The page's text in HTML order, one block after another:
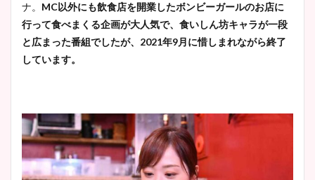
ナ。 MC以外にも飲食店を開業したボンビーガールのお店に
行って食べまくる企画が大人気で、食いしん坊キャラが一段
と広まった番組でしたが、2021年9月に惜しまれながら終了
しています。